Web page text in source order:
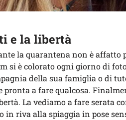
e la libertà
la quarantena non è affatto
si è colorato ogni giorno di
della sua famiglia o di
pronta a fare qualcosa.
La vediamo a fare serata
in riva alla spiaggia in pose